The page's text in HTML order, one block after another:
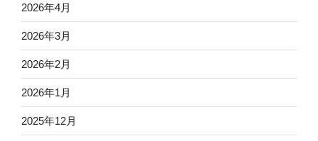
2026年4月
2026年3月
2026年2月
2026年1月
2025年12月